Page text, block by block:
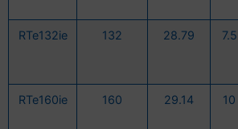
RTe132ie 132 28.79 7.5
RTe160ie 160 29.14 10